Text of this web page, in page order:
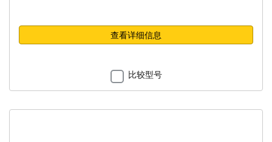
查看详细信息
比较型号